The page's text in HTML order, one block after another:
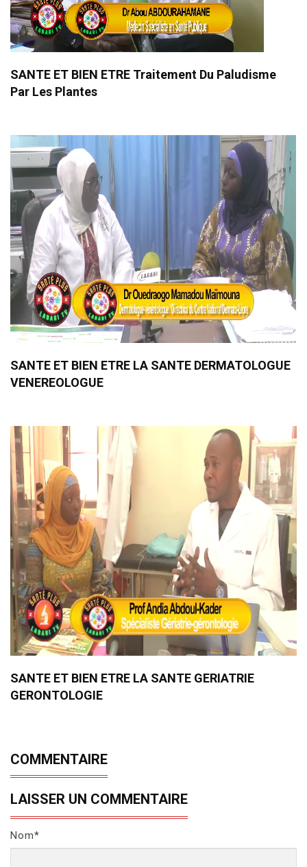
SANTE ET BIEN ETRE Traitement Du Paludisme
Par Les Plantes
SANTE ET BIEN ETRE LA SANTE DERMATOLOGUE
VENEREOLOGUE
SANTE ET BIEN ETRE LA SANTE GERIATRIE
GERONTOLOGIE
COMMENTAIRE
LAISSER UN COMMENTAIRE
Nom*